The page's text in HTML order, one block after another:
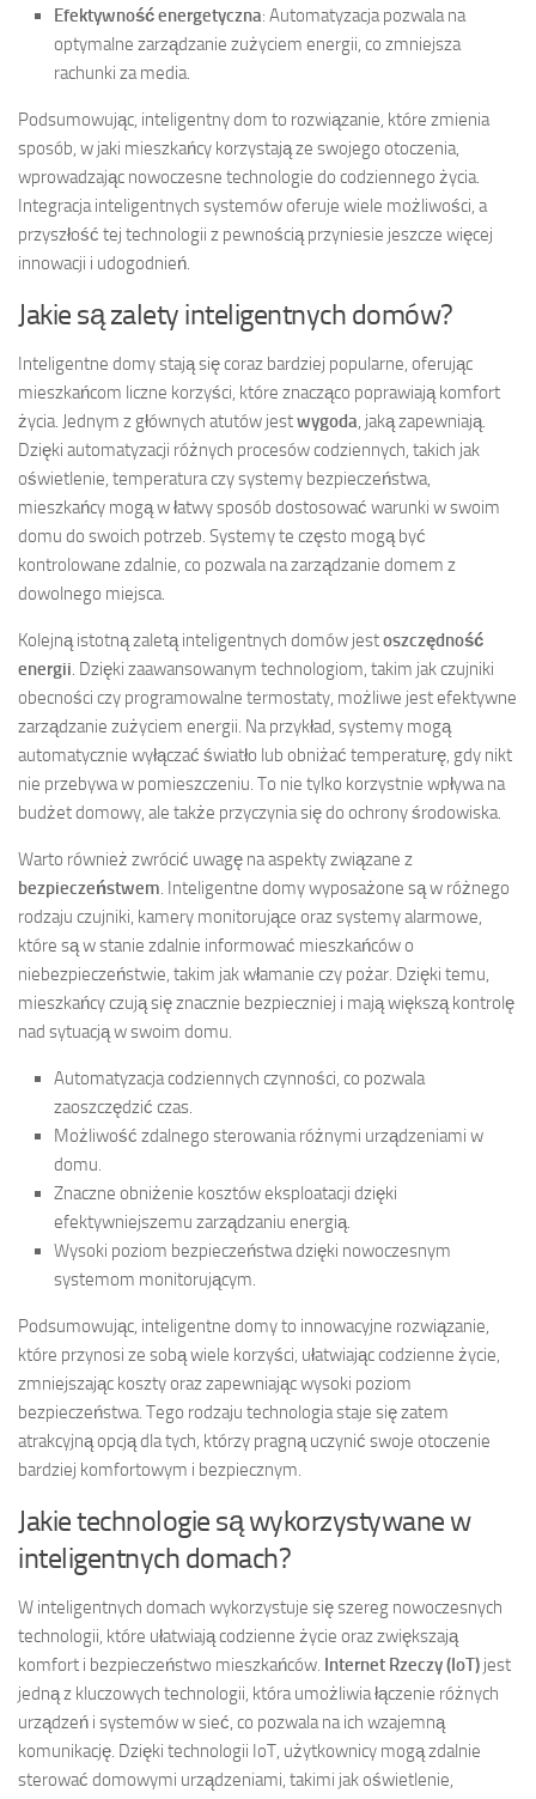
Efektywność energetyczna: Automatyzacja pozwala na
optymalne zarządzanie zużyciem energii, co zmniejsza
rachunki za media.
Podsumowując, inteligentny dom to rozwiązanie, które zmienia
sposób, w jaki mieszkańcy korzystają ze swojego otoczenia,
wprowadzając nowoczesne technologie do codziennego życia.
Integracja inteligentnych systemów oferuje wiele możliwości, a
przyszłość tej technologii z pewnością przyniesie jeszcze więcej
innowacji i udogodnień.
Jakie są zalety inteligentnych domów?
Inteligentne domy stają się coraz bardziej popularne, oferując
mieszkańcom liczne korzyści, które znacząco poprawiają komfort
życia. Jednym z głównych atutów jestwygoda, jaką zapewniają.
Dzięki automatyzacji różnych procesów codziennych, takich jak
oświetlenie, temperatura czy systemy bezpieczeństwa,
mieszkańcy mogą w łatwy sposób dostosować warunki w swoim
domu do swoich potrzeb. Systemy te często mogą być
kontrolowane zdalnie, co pozwala na zarządzanie domem z
dowolnego miejsca.
Kolejną istotną zaletą inteligentnych domów jestoszczędność
energii. Dzięki zaawansowanym technologiom, takim jak czujniki
obecności czy programowalne termostaty, możliwe jest efektywne
zarządzanie zużyciem energii. Na przykład, systemy mogą
automatycznie wyłączać światło lub obniżać temperaturę, gdy nikt
nie przebywa w pomieszczeniu. To nie tylko korzystnie wpływa na
budżet domowy, ale także przyczynia się do ochrony środowiska.
Warto również zwrócić uwagę na aspekty związane z
bezpieczeństwem. Inteligentne domy wyposażone są w różnego
rodzaju czujniki, kamery monitorujące oraz systemy alarmowe,
które są w stanie zdalnie informować mieszkańców o
niebezpieczeństwie, takim jak włamanie czy pożar. Dzięki temu,
mieszkańcy czują się znacznie bezpieczniej i mają większą kontrolę
nad sytuacją w swoim domu.
Automatyzacja codziennych czynności, co pozwala
zaoszczędzić czas.
Możliwość zdalnego sterowania różnymi urządzeniami w
domu.
Znaczne obniżenie kosztów eksploatacji dzięki
efektywniejszemu zarządzaniu energią.
Wysoki poziom bezpieczeństwa dzięki nowoczesnym
systemom monitorującym.
Podsumowując, inteligentne domy to innowacyjne rozwiązanie,
które przynosi ze sobą wiele korzyści, ułatwiając codzienne życie,
zmniejszając koszty oraz zapewniając wysoki poziom
bezpieczeństwa. Tego rodzaju technologia staje się zatem
atrakcyjną opcją dla tych, którzy pragną uczynić swoje otoczenie
bardziej komfortowym i bezpiecznym.
Jakie technologie są wykorzystywane w
inteligentnych domach?
W inteligentnych domach wykorzystuje się szereg nowoczesnych
technologii, które ułatwiają codzienne życie oraz zwiększają
komfort i bezpieczeństwo mieszkańców. Internet Rzeczy (IoT) jest
jedną z kluczowych technologii, która umożliwia łączenie różnych
urządzeń i systemów w sieć, co pozwala na ich wzajemną
komunikację. Dzięki technologii IoT, użytkownicy mogą zdalnie
sterować domowymi urządzeniami, takimi jak oświetlenie,